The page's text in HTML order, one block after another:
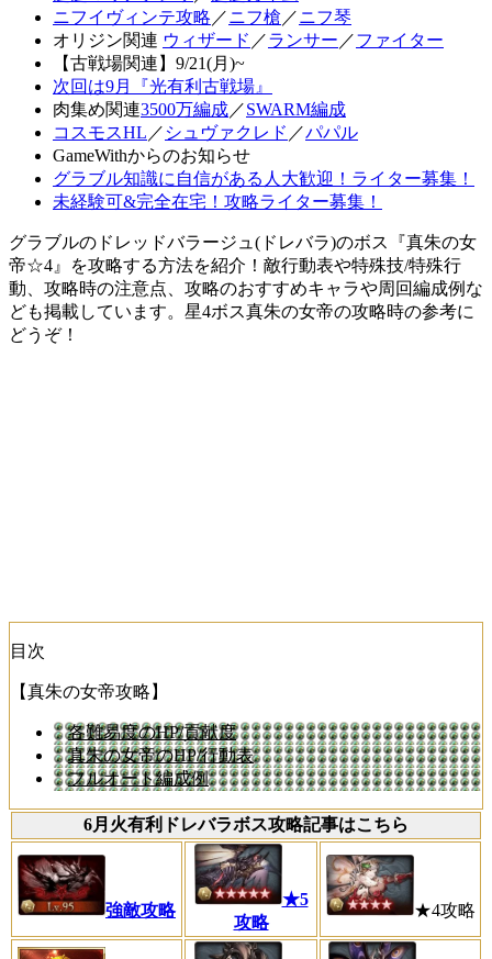
ニフイヴィンテ攻略 ／ニフ槍 ／ニフ琴
オリジン関連 ウィザード ／ランサー ／ファイター
【古戦場関連】9/21(月)~
次回は9月『光有利古戦場』
肉集め関連3500万編成／SWARM編成
コスモスHL ／ シュヴァクレド ／パパル
GameWithからのお知らせ
グラブル知識に自信がある人大歓迎！ライター募集！
未経験可&完全在宅！攻略ライター募集！
グラブルのドレッドバラージュ(ドレバラ)のボス『真朱の女
帝☆4』を攻略する方法を紹介！敵行動表や特殊技/特殊行
動、攻略時の注意点、攻略のおすすめキャラや周回編成例な
ども掲載しています。星4ボス真朱の女帝の攻略時の参考に
どうぞ！
目次
【真朱の女帝攻略】
各難易度のHP/貢献度
真朱の女帝のHP/行動表
フルオート編成例
6月火有利ドレバラボス攻略記事はこちら
強敵攻略
★5
攻略
★4攻略